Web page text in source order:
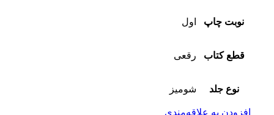
نوبت چاپ اول
قطع کتاب رقعی
نوع جلد شومیز
افزودن به علاقه‌مندی